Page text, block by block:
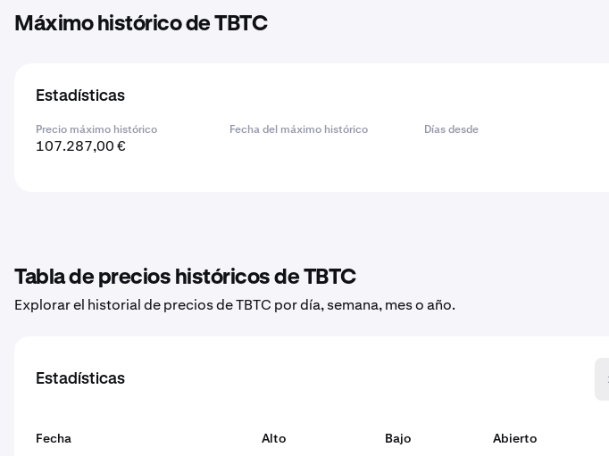
Máximo histórico de TBTC
Estadísticas
Precio máximo histórico
107.287,00 €
Fecha del máximo histórico Días desde
Tabla de precios históricos de TBTC
Explorar el historial de precios de TBTC por día, semana, mes o año.
Estadísticas
Fecha Alto Bajo Abierto